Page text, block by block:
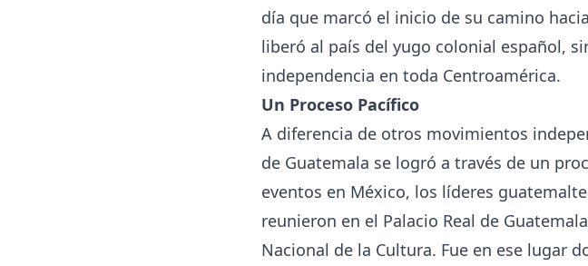
día que marcó el inicio de su camino
liberó al país del yugo colonial español,
independencia en toda Centroamérica.
Un Proceso Pacífico
A diferencia de otros movimientos
de Guatemala se logró a través de un
eventos en México, los líderes
reunieron en el Palacio Real de
Nacional de la Cultura. Fue en ese lugar